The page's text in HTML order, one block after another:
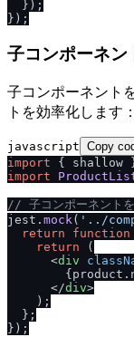
  });
子コンポーネン
子コンポーネント
トを効率化します：
javascript Copy
import { shallow
import
// 子コンポーネント
jest. mock( '.. /
return
function
return (
<div
</div>
    );
  };
});